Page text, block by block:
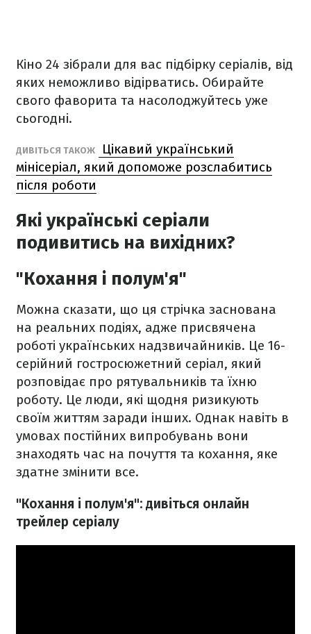
Кіно 24 зібрали для вас підбірку серіалів, від
яких неможливо відірватись. Обирайте
свого фаворита та насолоджуйтесь уже
сьогодні.
ДИВІТЬСЯ ТАКОЖ
Цікавий український
мінісеріал, який допоможе розслабитись
після роботи
Які українські серіали
подивитись на вихідних?
"Кохання і полум'я"
Можна сказати, що ця стрічка заснована
на реальних подіях, адже присвячена
роботі українських надзвичайників. Це 16-
серійний гостросюжетний серіал, який
розповідає про рятувальників та їхню
роботу. Це люди, які щодня ризикують
своїм життям заради інших. Однак навіть в
умовах постійних випробувань вони
знаходять час на почуття та кохання, яке
здатне змінити все.
"Кохання і полум'я": дивіться онлайн
трейлер серіалу